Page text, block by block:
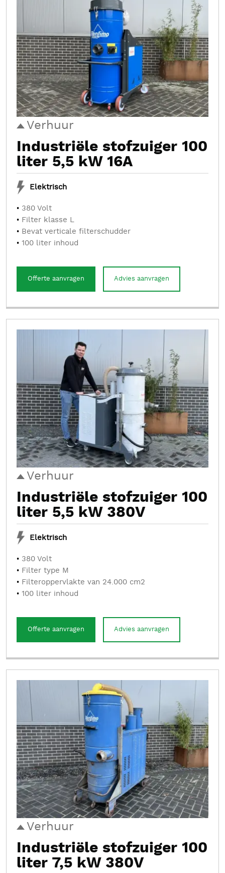
Verhuur
Industriële stofzuiger 100
liter 5,5 kW 16A
Elektrisch
380 Volt
Filter klasse L
Bevat verticale filterschudder
100 liter inhoud
Offerte aanvragen Advies aanvragen
Verhuur
Industriële stofzuiger 100
liter 5,5 kW 380V
Elektrisch
380 Volt
Filter type M
Filteroppervlakte van 24.000 cm2
100 liter inhoud
Offerte aanvragen Advies aanvragen
Verhuur
Industriële stofzuiger 100
liter 7,5 kW 380V